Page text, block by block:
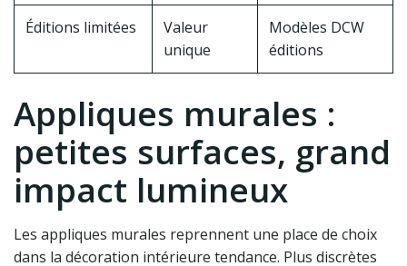
Éditions limitées
Valeur
unique
Modèles DCW
éditions
Appliques murales :
petites surfaces, grand
impact lumineux
Les appliques murales reprennent une place de choix
dans la décoration intérieure tendance. Plus discrètes